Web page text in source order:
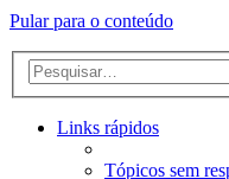
Pular para o conteúdo
Links rápidos
Tópicos sem